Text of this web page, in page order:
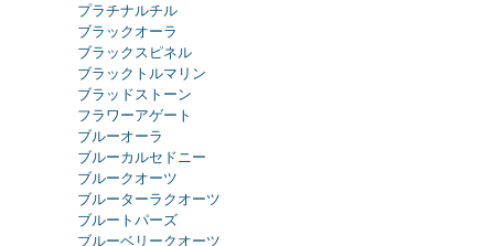
プラチナルチル
ブラックオーラ
ブラックスピネル
ブラックトルマリン
ブラッドストーン
フラワーアゲート
ブルーオーラ
ブルーカルセドニー
ブルークオーツ
ブルーターラクオーツ
ブルートパーズ
ブルーベリークオーツ